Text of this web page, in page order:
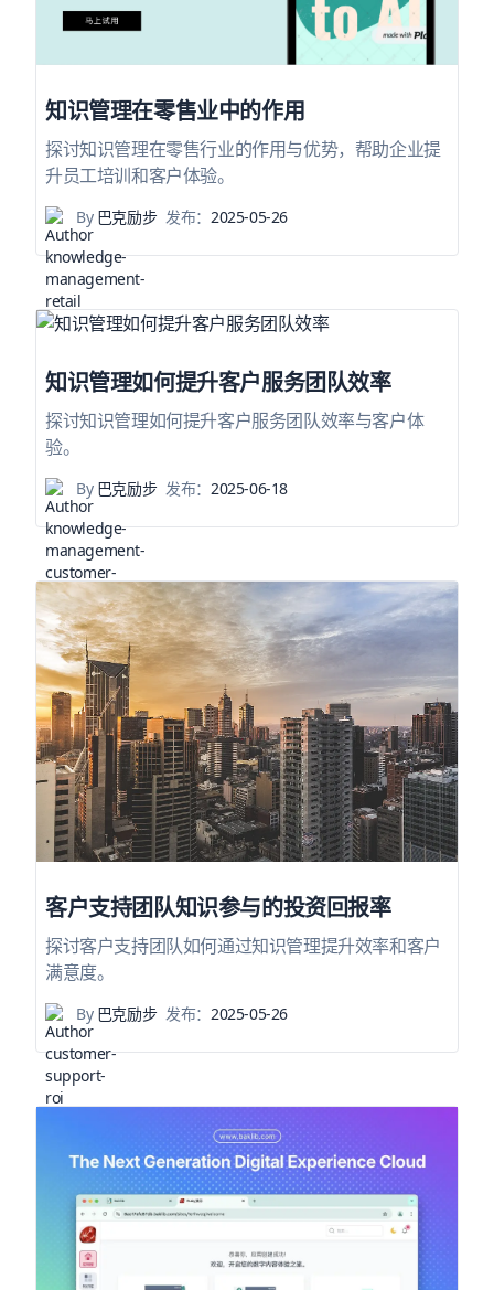
知识管理在零售业中的作用
探讨知识管理在零售行业的作用与优势，帮助企业提
升员工培训和客户体验。
By巴克励步 发布： 2025-05-26
知识管理如何提升客户服务团队效率
探讨知识管理如何提升客户服务团队效率与客户体
验。
By巴克励步 发布： 2025-06-18
客户支持团队知识参与的投资回报率
探讨客户支持团队如何通过知识管理提升效率和客户
满意度。
By巴克励步 发布：2025-05-26